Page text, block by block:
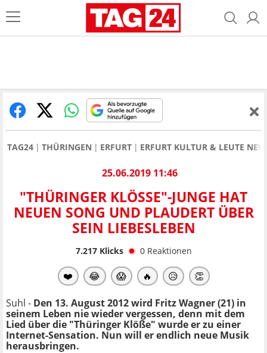
TAG24 THÜRINGEN ERFURT ERFURT KULTUR & LEUTE
25.06.2019 11:46
"THÜRINGER KLÖSSE"-JUNGE HAT N
EUEN SONG UND PLAUDERT ÜBER S
EIN LIEBESLEBEN
7.217Klicks 0 Reaktionen
❤️ 😂 😱 🔥 😥 👏
Suhl - Den 13. August 2012 wird Fritz Wagner (21) in
seinem Leben nie wieder vergessen, denn mit dem
Lied über die "Thüringer Klöße" wurde er zu einer
Internet-Sensation. Nun will er endlich neue Musik
herausbringen.